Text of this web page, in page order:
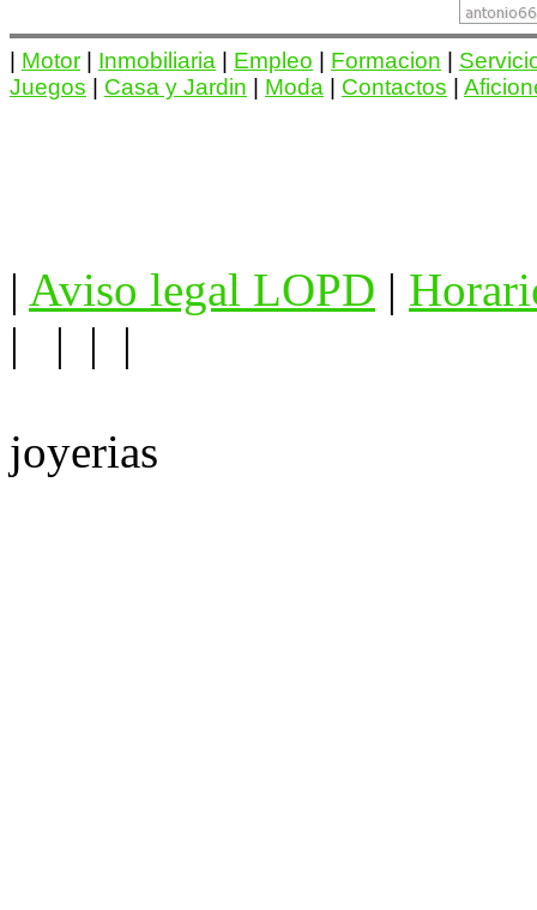
Motor Inmobiliaria Empleo Formacion
Juegos
Casa y Jardin Moda Contactos
| Aviso legal LOPD |
| | | |
joyerias